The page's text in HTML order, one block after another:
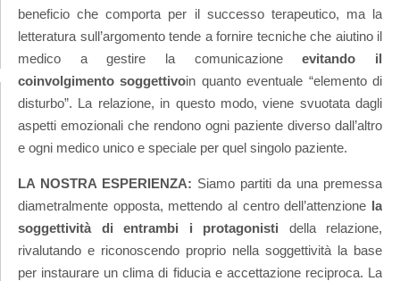
beneficio che comporta per il successo terapeutico, ma la
letteratura sull’argomento tende a fornire tecniche che aiutino il
medico a gestire la comunicazioneevitando il
coinvolgimento soggettivoin quanto eventuale “elemento di
disturbo”. La relazione, in questo modo, viene svuotata dagli
aspetti emozionali che rendono ogni paziente diverso dall’altro
e ogni medico unico e speciale per quel singolo paziente.
LA NOSTRA ESPERIENZA: Siamo partiti da una premessa
diametralmente opposta, mettendo al centro dell’attenzione la
soggettività di entrambi i protagonisti della relazione,
rivalutando e riconoscendo proprio nella soggettività la base
per instaurare un clima di fiducia e accettazione reciproca. La